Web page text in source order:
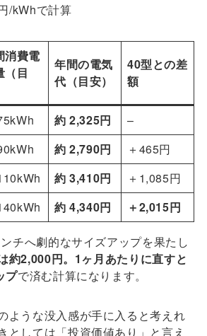
/kWhで計算
消費電
（目
年間の電気
代（目安）
40型との差
額
約 2,325円
–
約 2,790円
＋465円
約 3,410円
＋1,085円
約 4,340円 ＋2,015円
チへ劇的なサイズアップを果たし
約2,000円。1ヶ月あたりに直すと
プで済む計算になります。
ような没入感が手に入ると考えれ
としては「投資価値あり」と言え